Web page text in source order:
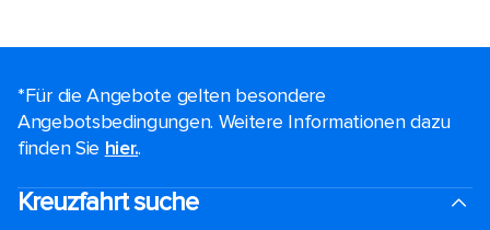
*Für die Angebote gelten besondere
Angebotsbedingungen. Weitere Informationen dazu
finden Sie hier..
Kreuzfahrt suche